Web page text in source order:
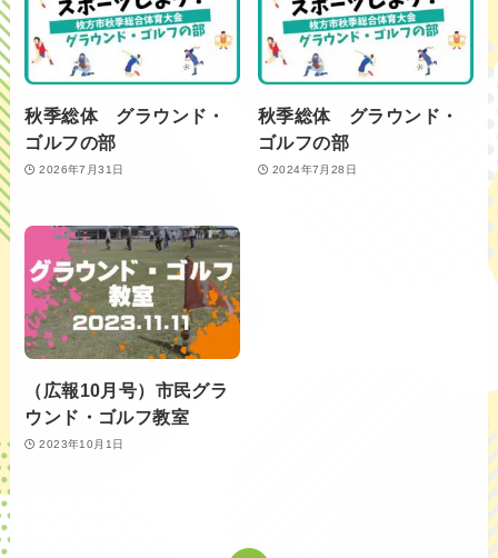
秋季総体 グラウンド・
ゴルフの部
2026年7月31日
秋季総体 グラウンド・
ゴルフの部
2024年7月28日
（広報10月号）市民グラ
ウンド・ゴルフ教室
2023年10月1日